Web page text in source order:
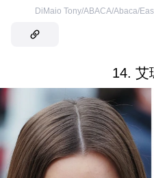
DiMaio Tony/ABACA/Abaca/
14. 艾